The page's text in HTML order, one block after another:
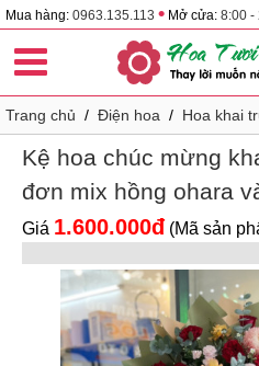
Mua hàng: 0963.135.113 • Mở cửa: 8:00 -
Trang chủ / Điện hoa / Hoa khai
Kệ hoa chúc mừng
đơn mix hồng ohara
Giá 1.600.000đ (Mã sản